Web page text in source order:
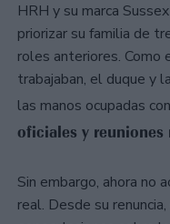
HRH y su marca
priorizar su familia de
roles anteriores. Como
trabajaban, el duque y
las manos ocupadas
oficiales y reuniones
Sin embargo, ahora no
real. Desde su